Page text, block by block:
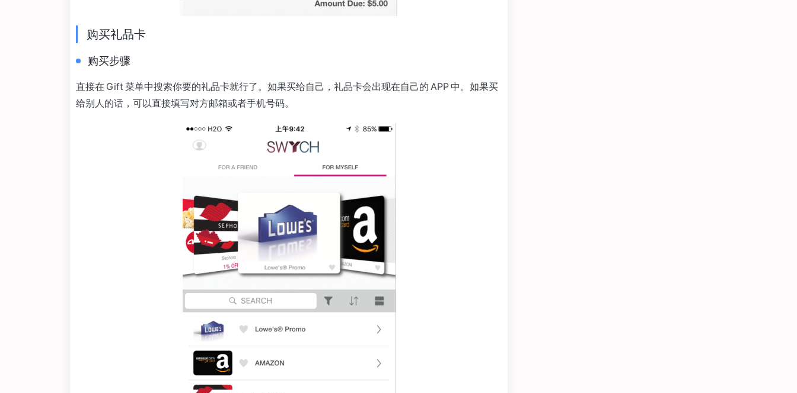
购买礼品卡
购买步骤
直接在 Gift 菜单中搜索你要的礼品卡就行了。如果买给自己，礼品卡会出现在自己的 APP 中。如果买
给别人的话，可以直接填写对方邮箱或者手机号码。